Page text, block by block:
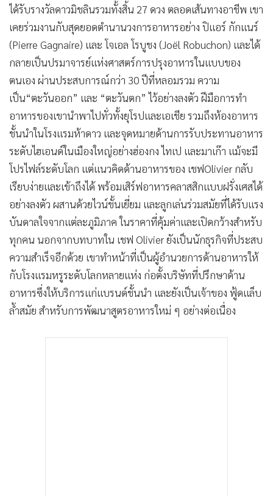
ได้รับรางวัลดาวมิชลินรวมทั้งสิ้น 27 ดวง ตลอดเส้นทางอาชีพ เขา
เคยร่วมงานกับสุดยอดตำนานวงการอาหารอย่าง ปิแอร์ กักแนร์
(Pierre Gagnaire) และ โจเอล โรบูชง (Joël Robuchon) และได้
กลายเป็นปรมาจารย์แห่งศาสตร์การปรุงอาหารในแบบของ
ตนเอง ผ่านประสบการณ์กว่า 30 ปีที่หลอมรวม ความ
เป็น“ตะวันออก” และ “ตะวันตก” ไว้อย่างลงตัว ฝีมือการทำ
อาหารของเขานำพาไปทั่วทั้งยุโรปและเอเชีย รวมถึงห้องอาหาร
ชั้นนำในโรงแรมห้าดาว และจุดหมายด้านการรับประทานอาหาร
ระดับไฮเอนด์ในเมืองใหญ่อย่างฮ่องกง ไทเป และมาเก๊า แม้จะมี
โปรไฟล์ระดับโลก แต่แนวคิดด้านอาหารของ เชฟOlivier กลับ
เรียบง่ายและเข้าถึงได้ พร้อมเสิร์ฟอาหารคลาสสิกแบบฝรั่งเศสได้
อย่างลงตัว ผสานด้วยไวน์ชั้นเยี่ยม และลูกเล่นร่วมสมัยที่ได้รับแรง
บันดาลใจจากแต่ละภูมิภาค ในราคาที่คุ้มค่าและเปิดกว้างสำหรับ
ทุกคน นอกจากบทบาทใน เชฟ Olivier ยังเป็นนักธุรกิจที่ประสบ
ความสำเร็จอีกด้วย เขาทำหน้าที่เป็นผู้อำนวยการด้านอาหารให้
กับโรงแรมหรูระดับโลกหลายแห่ง ก่อตั้งบริษัทที่ปรึกษาด้าน
อาหารซึ่งให้บริการแก่แบรนด์ชั้นนำ และยังเป็นเจ้าของ ฟู้ดแล็บ
ล้ำสมัย สำหรับการพัฒนาสูตรอาหารใหม่ ๆ อย่างต่อเนื่อง